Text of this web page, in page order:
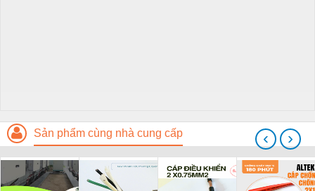
Sản phẩm cùng nhà cung cấp ‹ ›